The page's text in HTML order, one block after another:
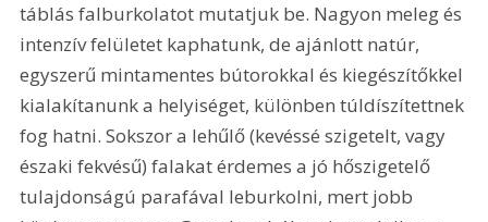
táblás falburkolatot mutatjuk be. Nagyon meleg és
intenzív felületet kaphatunk, de ajánlott natúr,
egyszerű mintamentes bútorokkal és kiegészítőkkel
kialakítanunk a helyiséget, különben túldíszítettnek
fog hatni. Sokszor a lehűlő (kevéssé szigetelt, vagy
északi fekvésű) falakat érdemes a jó hőszigetelő
tulajdonságú parafával leburkolni, mert jobb